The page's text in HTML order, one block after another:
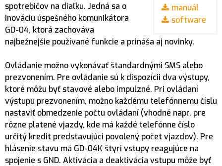
manuál
software
spotrebičov na diaľku. Jedná sa o
inováciu úspešného komunikátora
GD-04, ktorá zachováva
najbežnejšie používané funkcie a prináša aj novinky.
Ovládanie možno vykonávať štandardnými SMS alebo
prezvonením. Pre ovládanie sú k dispozícii dva výstupy,
ktoré môžu byť stavové alebo impulzné. Pri ovládaní
výstupu prezvonením, možno každému telefónnemu číslu
nastaviť obmedzenie počtu ovládaní (vhodné napr. pre
rôzne platené vjazdy, kde má každé telefónne číslo
určitý kredit predstavujúci povolený počet vjazdov). Pre
hlásenie stavu má GD-04K štyri vstupy reagujúce na
spojenie s GND. Aktivácia a deaktivácia vstupu môže byť